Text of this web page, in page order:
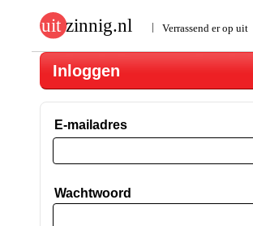
Inloggen
E-mailadres
Wachtwoord